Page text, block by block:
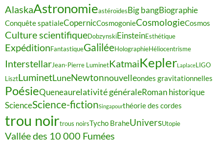
AlaskaAstronomieastéroïdesBig bangBiographie
Conquête spatialeCopernicCosmogonieCosmologieCosmos
Culture scientifiqueDobzynskiEinsteinEsthétique
ExpéditionFantastiqueGaliléeHolographieHéliocentrisme
InterstellarJean-Pierre LuminetKatmaiKeplerLaplaceLIGO
LisztLuminetLuneNewtonnouvelleondes gravitationnelles
PoésieQueneaurelativité généraleRoman historique
ScienceScience-fictionSingapourthéorie des cordes
trou noirtrous noirsTycho BraheUniversUtopie
Vallée des 10 000 Fumées